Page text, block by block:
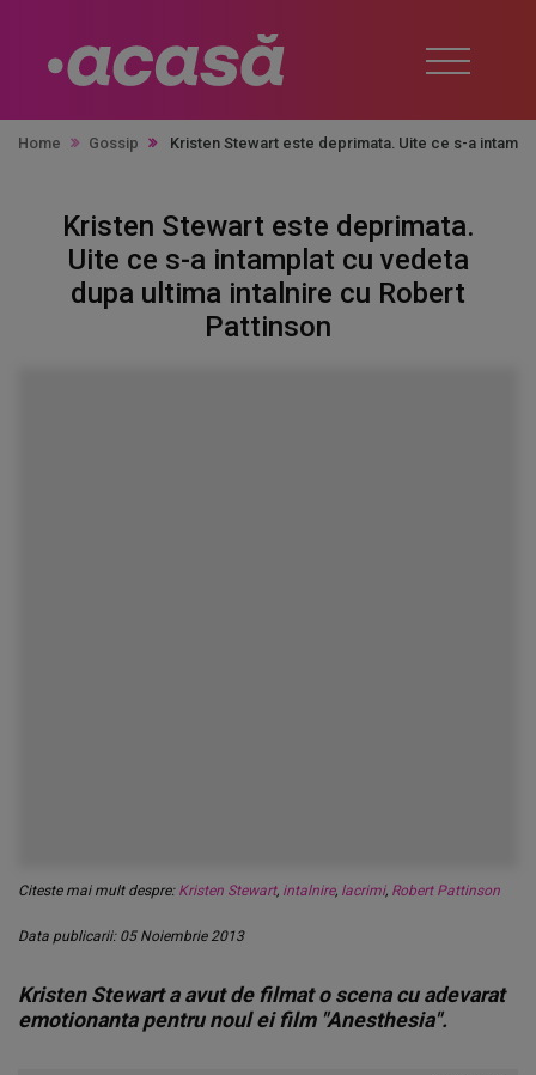
Home Gossip Kristen Stewart este deprimata. Uite ce s-a
Kristen Stewart este deprimata.
Uite ce s-a intamplat cu vedeta
dupa ultima intalnire cu Robert
Pattinson
Citeste mai mult despre: Kristen Stewart, intalnire, lacrimi, Robert Pattinson
Data publicarii: 05 Noiembrie 2013
Kristen Stewart a avut de filmat o scena cu adevarat
emotionanta pentru noul ei film "Anesthesia".